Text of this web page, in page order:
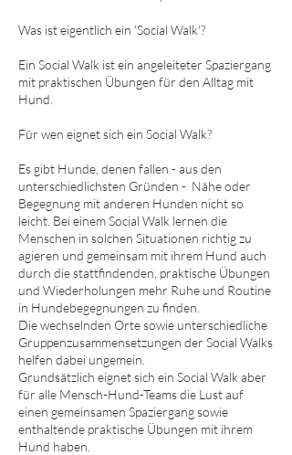
Was ist eigentlich ein 'Social Walk'?
Ein Social Walk ist ein angeleiteter Spaziergang
mit praktischen Übungen für den Alltag mit
Hund.
Für wen eignet sich ein Social Walk?
Es gibt Hunde, denen fallen - aus den
unterschiedlichsten Gründen - Nähe oder
Begegnung mit anderen Hunden nicht so
leicht. Bei einem Social Walk lernen die
Menschen in solchen Situationen richtig zu
agieren und gemeinsam mit ihrem Hund auch
durch die stattfindenden, praktische Übungen
und Wiederholungen mehr Ruhe und Routine
in Hundebegegnungen zu finden.
Die wechselnden Orte sowie unterschiedliche
Gruppenzusammensetzungen der Social Walks
helfen dabei ungemein.
Grundsätzlich eignet sich ein Social Walk aber
für alle Mensch-Hund-Teams die Lust auf
einen gemeinsamen Spaziergang sowie
enthaltende praktische Übungen mit ihrem
Hund haben.